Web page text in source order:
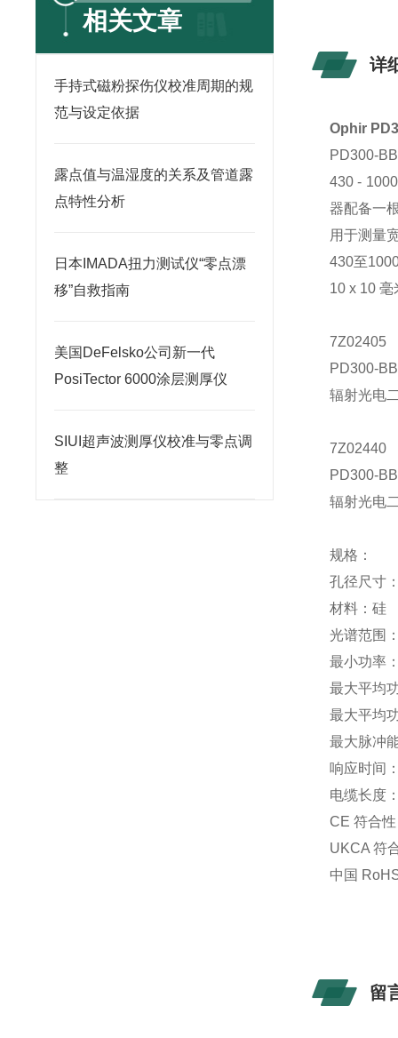
相关文章
手持式磁粉探伤仪校准周期的规
范与设定依据
露点值与温湿度的关系及管道露
点特性分析
日本IMADA扭力测试仪“零点漂
移”自救指南
美国DeFelsko公司新一代
PosiTector 6000涂层测厚仪
SIUI超声波测厚仪校准与零点调
整
详
Ophir
PD300-
430 -
器配备一
用于测量
430至
10 x 10 毫
7Z02405
PD300-BB
辐射光电
7Z02440
PD300-
辐射光电
规格：
孔径尺寸
材料：硅
光谱范围
最小功率
最大平均
最大平均
最大脉冲
响应时间
电缆长度
CE 符合
UKCA 符
中国
留